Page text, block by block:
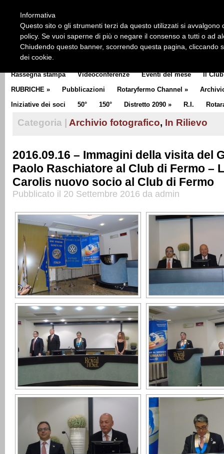
CLUB COMMUNICATOR
Rassegna stampa Videoconferenze Eventi del mese Il Club
RUBRICHE » Pubblicazioni Rotaryfermo Channel »
Iniziative dei soci
50° 150° Distretto 2090 » R.I.
Categoria | Archivio fotografico, In Rilievo
2016.09.16 – Immagini della visita del
Paolo Raschiatore al Club di Fermo –
Carolis nuovo socio al Club di Fermo
Pubblicato il 20 Settembre 2016 da admin
Informativa
Questo sito o gli strumenti terzi da questo utilizzati si
policy. Se vuoi saperne di più o negare il consenso a tutti o ad
Chiudendo questo banner, scorrendo questa pagina, cliccando
dei cookie.